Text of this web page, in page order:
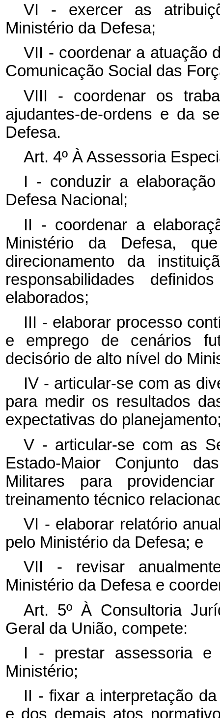
VI - exercer as
Ministério da Defesa;
VII - coordenar a atuação
Comunicação Social das
VIII - coordenar os
ajudantes-de-ordens e da
Defesa.
Art. 4º À Assessoria
I - conduzir a
Defesa Nacional;
II - coordenar a
Ministério da Defesa,
direcionamento da
responsabilidades
elaborados;
III - elaborar processo
e emprego de cenários
decisório de alto nível do
IV - articular-se com as
para medir os resultados
expectativas do
V - articular-se com as
Estado-Maior Conjunto
Militares para
treinamento técnico
VI - elaborar relatório
pelo Ministério da Defesa; e
VII - revisar
Ministério da Defesa e
Art. 5º À Consultoria
Geral da União, compete:
I - prestar assessoria e
Ministério;
II - fixar a interpretação
e dos demais atos